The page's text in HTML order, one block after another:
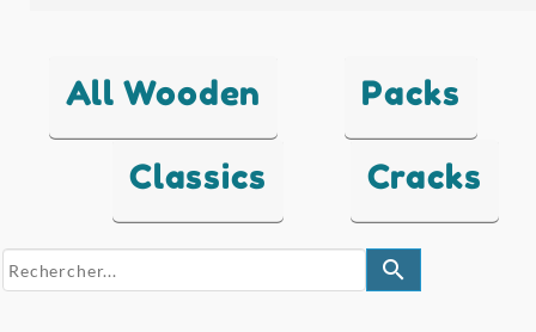
All Wooden Packs
Classics Cracks
search